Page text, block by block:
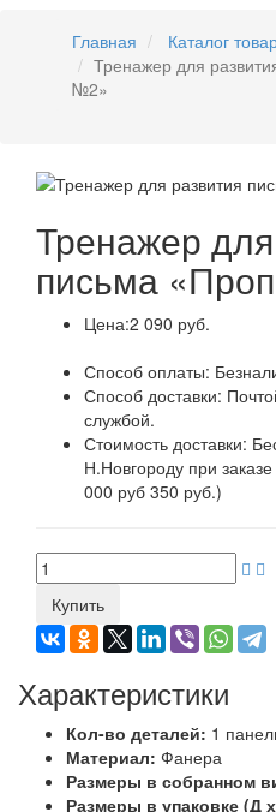
Главная Каталог
Тренажер для
№2»
Тренажер
письма
Цена:2 090 руб.
Способ оплаты:
Способ доставки:
службой.
Стоимость доставки:
Н.Новгороду при
000 руб 350 руб.)
Купить
Характеристики
Кол-во деталей: 1
Материал: Фанера
Размеры в собранном
Размеры в упаковке (Д